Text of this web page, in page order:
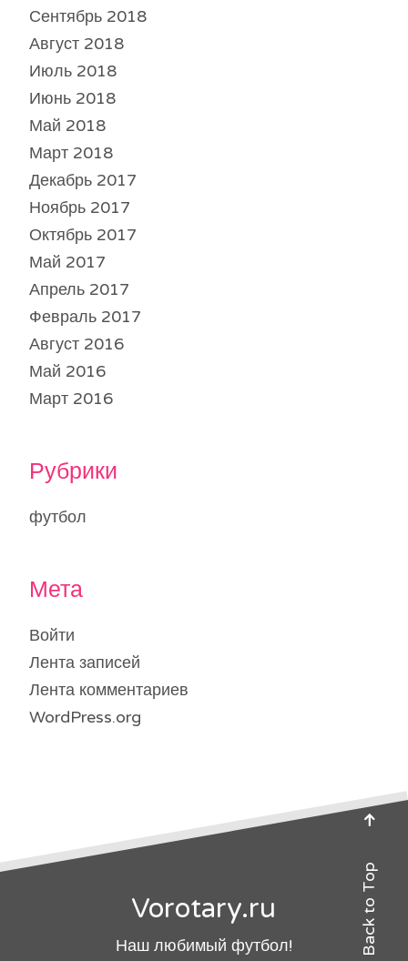
Сентябрь 2018
Август 2018
Июль 2018
Июнь 2018
Май 2018
Март 2018
Декабрь 2017
Ноябрь 2017
Октябрь 2017
Май 2017
Апрель 2017
Февраль 2017
Август 2016
Май 2016
Март 2016
Рубрики
футбол
Мета
Войти
Лента записей
Лента комментариев
WordPress.org
Vorotary.ru
Наш любимый футбол! Back to Top